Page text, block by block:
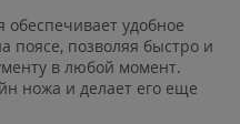
обеспечивает удобное
поясе, позволяя быстро и
в любой момент.
ножа и делает его еще